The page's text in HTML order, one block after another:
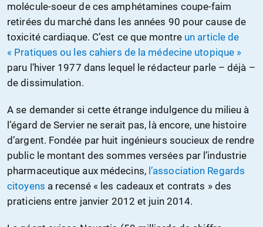
molécule-soeur de ces amphétamines coupe-faim
retirées du marché dans les années 90 pour cause de
toxicité cardiaque. C’est ce que montre un article de
« Pratiques ou les cahiers de la médecine utopique »
paru l’hiver 1977 dans lequel le rédacteur parle – déjà –
de dissimulation.
A se demander si cette étrange indulgence du milieu à
l’égard de Servier ne serait pas, là encore, une histoire
d’argent. Fondée par huit ingénieurs soucieux de rendre
public le montant des sommes versées par l’industrie
pharmaceutique aux médecins, l’association Regards
citoyens a recensé « les cadeaux et contrats » des
praticiens entre janvier 2012 et juin 2014.